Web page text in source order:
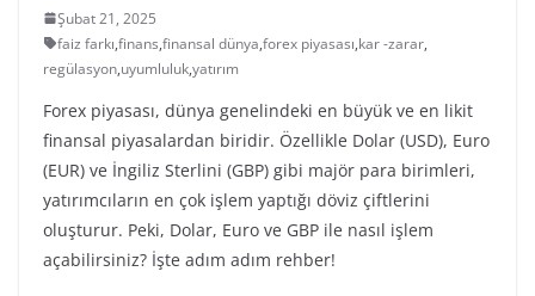
Şubat 21, 2025
faiz farkı,finans,finansal dünya,forex piyasası,kar -zarar,
regülasyon,uyumluluk,yatırım
Forex piyasası, dünya genelindeki en büyük ve en likit
finansal piyasalardan biridir. Özellikle Dolar (USD), Euro
(EUR) ve İngiliz Sterlini (GBP) gibi majör para birimleri,
yatırımcıların en çok işlem yaptığı döviz çiftlerini
oluşturur. Peki, Dolar, Euro ve GBP ile nasıl işlem
açabilirsiniz? İşte adım adım rehber!